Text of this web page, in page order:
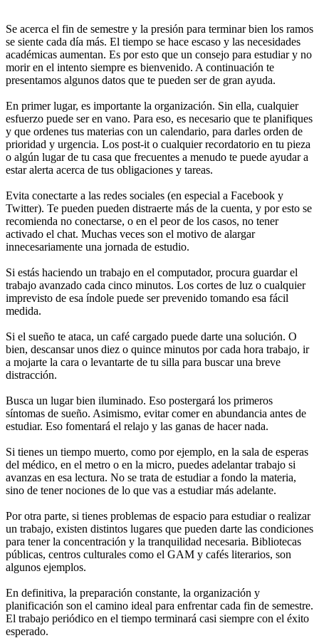
Se acerca el fin de semestre y la presión para terminar bien los ramos
se siente cada día más. El tiempo se hace escaso y las necesidades
académicas aumentan. Es por esto que un consejo para estudiar y no
morir en el intento siempre es bienvenido. A continuación te
presentamos algunos datos que te pueden ser de gran ayuda.
En primer lugar, es importante la organización. Sin ella, cualquier
esfuerzo puede ser en vano. Para eso, es necesario que te planifiques
y que ordenes tus materias con un calendario, para darles orden de
prioridad y urgencia. Los post-it o cualquier recordatorio en tu pieza
o algún lugar de tu casa que frecuentes a menudo te puede ayudar a
estar alerta acerca de tus obligaciones y tareas.
Evita conectarte a las redes sociales (en especial a Facebook y
Twitter). Te pueden pueden distraerte más de la cuenta, y por esto se
recomienda no conectarse, o en el peor de los casos, no tener
activado el chat. Muchas veces son el motivo de alargar
innecesariamente una jornada de estudio.
Si estás haciendo un trabajo en el computador, procura guardar el
trabajo avanzado cada cinco minutos. Los cortes de luz o cualquier
imprevisto de esa índole puede ser prevenido tomando esa fácil
medida.
Si el sueño te ataca, un café cargado puede darte una solución. O
bien, descansar unos diez o quince minutos por cada hora trabajo, ir
a mojarte la cara o levantarte de tu silla para buscar una breve
distracción.
Busca un lugar bien iluminado. Eso postergará los primeros
síntomas de sueño. Asimismo, evitar comer en abundancia antes de
estudiar. Eso fomentará el relajo y las ganas de hacer nada.
Si tienes un tiempo muerto, como por ejemplo, en la sala de esperas
del médico, en el metro o en la micro, puedes adelantar trabajo si
avanzas en esa lectura. No se trata de estudiar a fondo la materia,
sino de tener nociones de lo que vas a estudiar más adelante.
Por otra parte, si tienes problemas de espacio para estudiar o realizar
un trabajo, existen distintos lugares que pueden darte las condiciones
para tener la concentración y la tranquilidad necesaria. Bibliotecas
públicas, centros culturales como el GAM y cafés literarios, son
algunos ejemplos.
En definitiva, la preparación constante, la organización y
planificación son el camino ideal para enfrentar cada fin de semestre.
El trabajo periódico en el tiempo terminará casi siempre con el éxito
esperado.